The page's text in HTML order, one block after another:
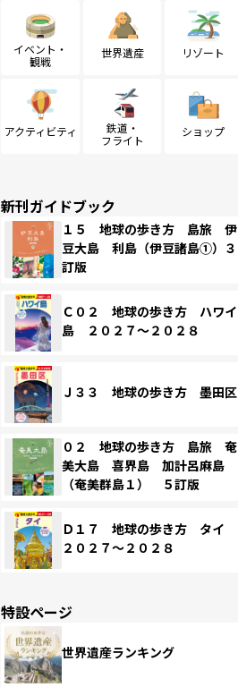
イベント・
観戦
世界遺産 リゾート
アクティビティ
鉄道・
フライト
ショップ
新刊ガイドブック
１５ 地球の歩き方 島旅 伊
豆大島 利島（伊豆諸島①）３
訂版
Ｃ０２ 地球の歩き方 ハワイ
島 ２０２７～２０２８
Ｊ３３ 地球の歩き方 墨田区
０２ 地球の歩き方 島旅 奄
美大島 喜界島 加計呂麻島
（奄美群島１） ５訂版
Ｄ１７ 地球の歩き方 タイ
２０２７～２０２８
特設ページ
世界遺産ランキング